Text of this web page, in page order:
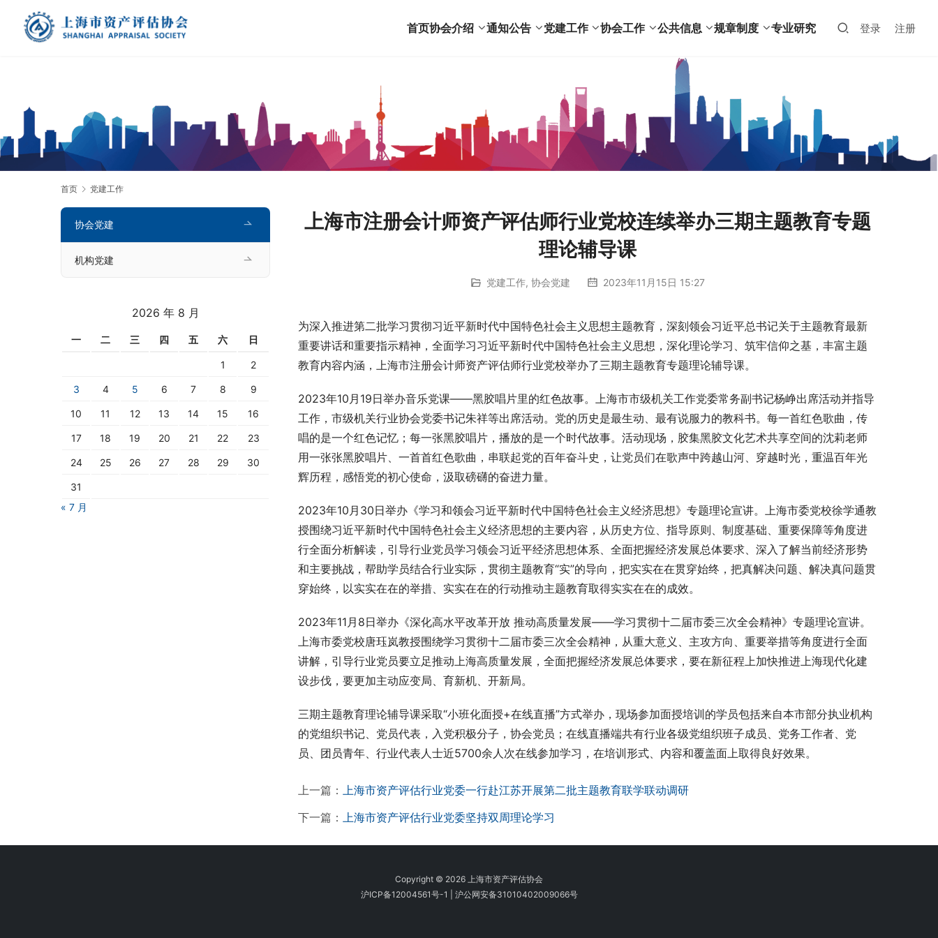
首页协会介绍 通知公告 党建工作 协会工作 公共信息 规章制度 专业研究 登录 注册
首页 党建工作
上海市注册会计师资产评估师行业党校连续举办三期主题教育专题
理论辅导课
党建工作, 协会党建 2023年11月15日 15:27
为深入推进第二批学习贯彻习近平新时代中国特色社会主义思想主题教育，深刻领会习近平总书记关于主题教育最新
重要讲话和重要指示精神，全面学习习近平新时代中国特色社会主义思想，深化理论学习、筑牢信仰之基，丰富主题
教育内容内涵，上海市注册会计师资产评估师行业党校举办了三期主题教育专题理论辅导课。
2023年10月19日举办音乐党课——黑胶唱片里的红色故事。上海市市级机关工作党委常务副书记杨峥出席活动并指导
工作，市级机关行业协会党委书记朱祥等出席活动。党的历史是最生动、最有说服力的教科书。每一首红色歌曲，传
唱的是一个红色记忆；每一张黑胶唱片，播放的是一个时代故事。活动现场，胶集黑胶文化艺术共享空间的沈莉老师
用一张张黑胶唱片、一首首红色歌曲，串联起党的百年奋斗史，让党员们在歌声中跨越山河、穿越时光，重温百年光
辉历程，感悟党的初心使命，汲取磅礴的奋进力量。
2023年10月30日举办《学习和领会习近平新时代中国特色社会主义经济思想》专题理论宣讲。上海市委党校徐学通教
授围绕习近平新时代中国特色社会主义经济思想的主要内容，从历史方位、指导原则、制度基础、重要保障等角度进
行全面分析解读，引导行业党员学习领会习近平经济思想体系、全面把握经济发展总体要求、深入了解当前经济形势
和主要挑战，帮助学员结合行业实际，贯彻主题教育“实”的导向，把实实在在贯穿始终，把真解决问题、解决真问题贯
穿始终，以实实在在的举措、实实在在的行动推动主题教育取得实实在在的成效。
2023年11月8日举办《深化高水平改革开放 推动高质量发展——学习贯彻十二届市委三次全会精神》专题理论宣讲。
上海市委党校唐珏岚教授围绕学习贯彻十二届市委三次全会精神，从重大意义、主攻方向、重要举措等角度进行全面
讲解，引导行业党员要立足推动上海高质量发展，全面把握经济发展总体要求，要在新征程上加快推进上海现代化建
设步伐，要更加主动应变局、育新机、开新局。
三期主题教育理论辅导课采取“小班化面授+在线直播”方式举办，现场参加面授培训的学员包括来自本市部分执业机构
的党组织书记、党员代表，入党积极分子，协会党员；在线直播端共有行业各级党组织班子成员、党务工作者、党
员、团员青年、行业代表人士近5700余人次在线参加学习，在培训形式、内容和覆盖面上取得良好效果。
上一篇： 上海市资产评估行业党委一行赴江苏开展第二批主题教育联学联动调研
下一篇： 上海市资产评估行业党委坚持双周理论学习
协会党建
机构党建
2026 年 8 月
一 二 三 四 五 六 日
1 2
3 4 5 6 7 8 9
10 11 12 13 14 15 16
17 18 19 20 21 22 23
24 25 26 27 28 29 30
31
« 7 月
Copyright © 2026 上海市资产评估协会
沪ICP备12004561号-1
沪公网安备31010402009066号